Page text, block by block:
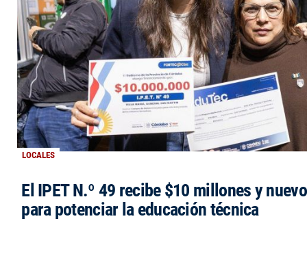
LOCALES
El IPET N.º 49 recibe $10 millones y
para potenciar la educación técnica